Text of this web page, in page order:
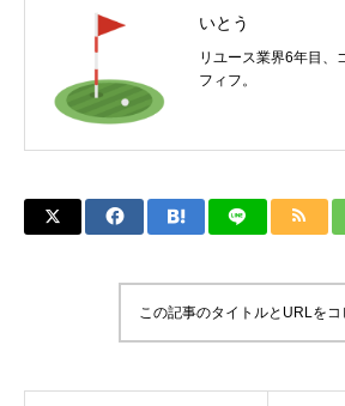
いとう
リユース業界6年目、
フィフ。
この記事のタイトルとURLをコ